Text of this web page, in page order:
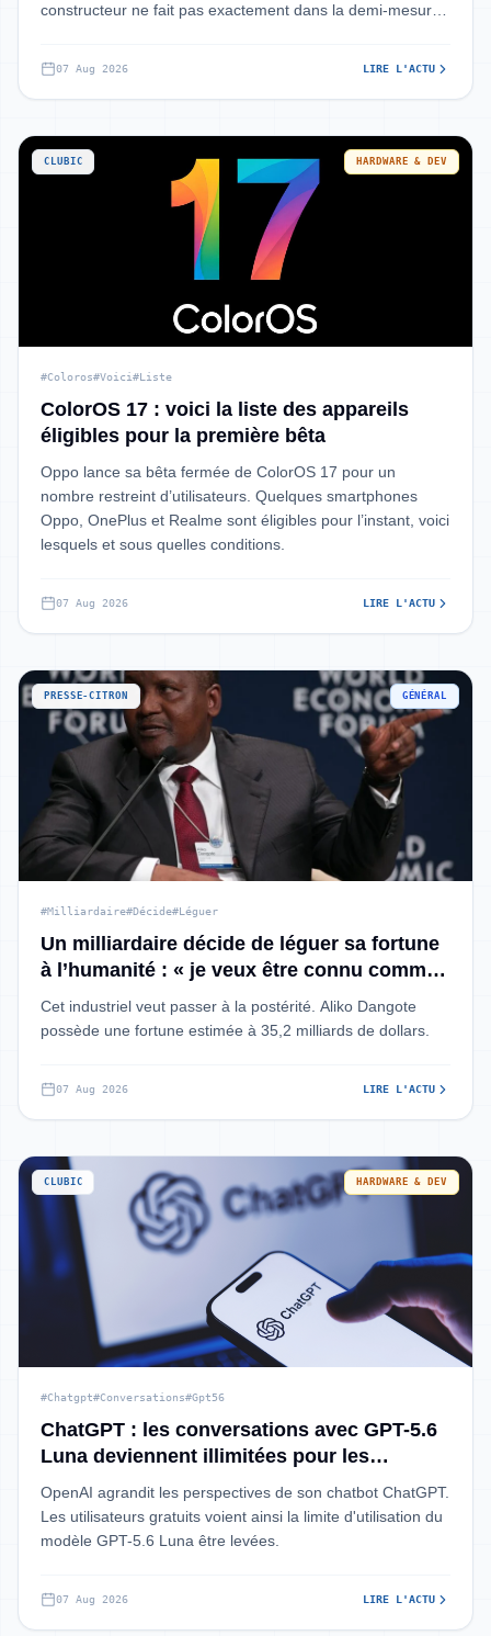
constructeur ne fait pas exactement dans la demi-mesure.
07 Aug 2026 LIRE L'ACTU
CLUBIC HARDWARE & DEV
#Coloros#Voici#Liste
ColorOS 17 : voici la liste des appareils
éligibles pour la première bêta
Oppo lance sa bêta fermée de ColorOS 17 pour un
nombre restreint d’utilisateurs. Quelques smartphones
Oppo, OnePlus et Realme sont éligibles pour l’instant, voici
lesquels et sous quelles conditions.
07 Aug 2026 LIRE L'ACTU
PRESSE-CITRON GÉNÉRAL
#Milliardaire#Décide#Léguer
Un milliardaire décide de léguer sa fortune
à l’humanité : « je veux être connu comme
l’homme le plus riche d’Afrique et son plus
grand philanthrope »
Cet industriel veut passer à la postérité. Aliko Dangote
possède une fortune estimée à 35,2 milliards de dollars.
07 Aug 2026 LIRE L'ACTU
CLUBIC HARDWARE & DEV
#Chatgpt#Conversations#Gpt56
ChatGPT : les conversations avec GPT-5.6
Luna deviennent illimitées pour les
utilisateurs gratuits
OpenAI agrandit les perspectives de son chatbot ChatGPT.
Les utilisateurs gratuits voient ainsi la limite d'utilisation du
modèle GPT-5.6 Luna être levées.
07 Aug 2026 LIRE L'ACTU